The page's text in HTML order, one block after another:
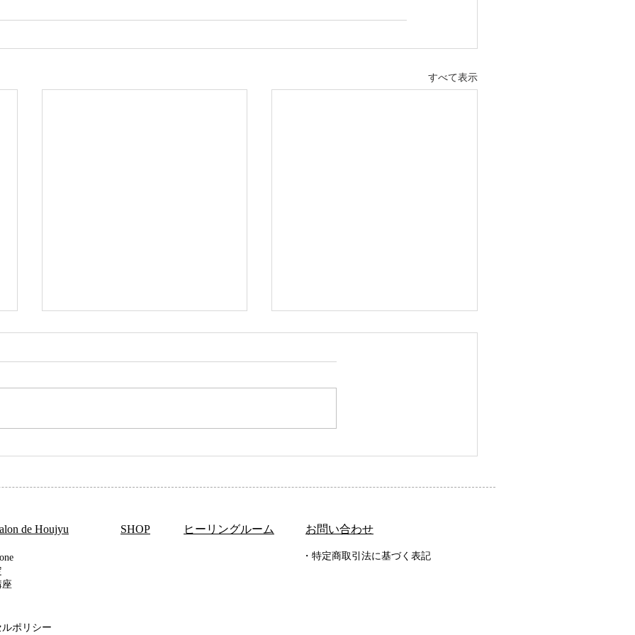
すべて表示
de Houjyu ​SHOP
座
ポリシー
ヒーリングルーム ​お問い合わせ
・特定商取引法に基づく表記